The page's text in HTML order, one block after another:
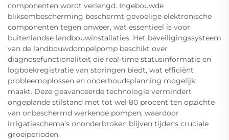
componenten wordt verlengd. Ingebouwde
bliksembescherming beschermt gevoelige elektronische
componenten tegen onweer, wat essentieel is voor
buitenlandse landbouwinstallaties. Het beveiligingssysteem
van de landbouwdompelpomp beschikt over
diagnosefunctionaliteit die real-time statusinformatie en
logboekregistratie van storingen biedt, wat efficiënt
probleemoplossen en onderhoudsplanning mogelijk
maakt. Deze geavanceerde technologie vermindert
ongeplande stilstand met tot wel 80 procent ten opzichte
van onbeschermd werkende pompen, waardoor
irrigatieschema’s ononderbroken blijven tijdens cruciale
groeiperioden.